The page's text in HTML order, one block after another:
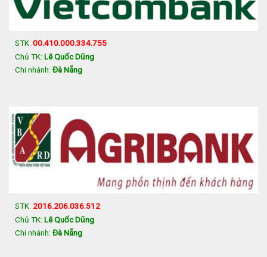
STK: 00.410.000.334.755
Chủ TK: Lê Quốc Dũng
Chi nhánh: Đà Nẵng
STK: 2016.206.036.512
Chủ TK: Lê Quốc Dũng
Chi nhánh: Đà Nẵng